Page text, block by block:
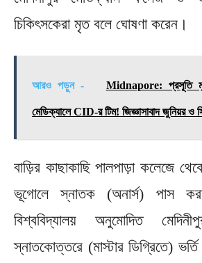
চিকিৎসকেরা মৃত বলে ঘোষণা করেন।
আরও পড়ুন - Midnapore: প্রসূতি
মেডিক্যালে CID-র টিম! জিজ্ঞাসাবাদ জুনিয়র ও
বাড়ির কাছাকাছি পালপাড়া কলেজে
ভূগোলে স্নাতক (অনার্স) পাস
বিশ্ববিদ্যালয় অনুমোদিত
স্নাতকোত্তরে (মাস্টার ডিগ্রিতে)